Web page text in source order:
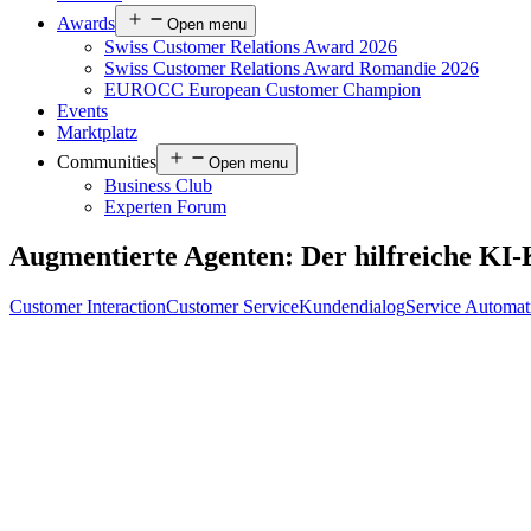
Awards
Open menu
Swiss Customer Relations Award 2026
Swiss Customer Relations Award Romandie 2026
EUROCC European Customer Champion
Events
Marktplatz
Communities
Open menu
Business Club
Experten Forum
Augmentierte Agenten: Der hilfreiche KI-
Customer InteractionCustomer ServiceKundendialogService